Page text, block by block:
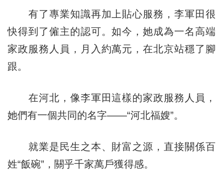
有了專業知識再加上貼心服務，李軍田很
快得到了僱主的認可。如今，她成為一名高端
家政服務人員，月入約萬元，在北京站穩了腳
跟。
在河北，像李軍田這樣的家政服務人員，
她們有一個共同的名字——“河北福嫂”。
就業是民生之本、財富之源，直接關係百
姓“飯碗”，關乎千家萬戶獲得感。